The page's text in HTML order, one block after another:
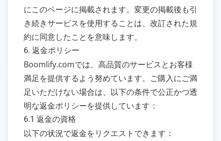
にこのページに掲載されます。変更の掲載後も引
き続きサービスを使用することは、改訂された規
約に同意したことを意味します。
6. 返金ポリシー
Boomlify.comでは、高品質のサービスとお客様
満足を提供するよう努めています。ご購入にご満
足いただけない場合は、以下の条件で公正かつ透
明な返金ポリシーを提供しています：
6.1 返金の資格
以下の状況で返金をリクエストできます：